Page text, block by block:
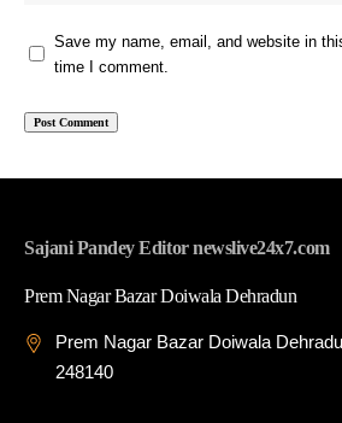
Save my name, email, and website in
time I comment.
Sajani Pandey Editor newslive24x7.com
Prem Nagar Bazar Doiwala Dehradun
Prem Nagar Bazar Doiwala
248140